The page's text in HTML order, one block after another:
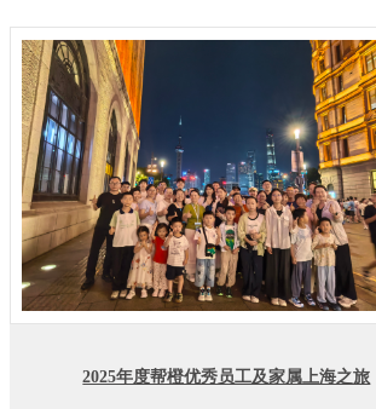
2025年度帮橙优秀员工及家属上海之旅